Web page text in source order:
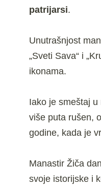
patrijarsi.
Unutrašnjost
„Sveti Sava“ i
ikonama.
Iako je smeštaj
više puta rušen,
godine, kada je
Manastir Žiča
svoje istorijske i